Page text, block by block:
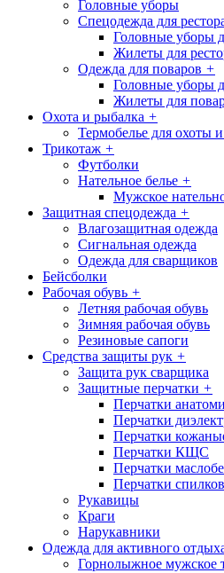
Головные уборы
Спецодежда для
Головные уборы
Жилеты для
Одежда для поваров +
Головные уборы
Жилеты для
Охота и рыбалка +
Термобелье для охоты
Трикотаж +
Футболки
Нательное белье +
Мужское
Защитная спецодежда +
Влагозащитная одежда
Сигнальная одежда
Одежда для сварщиков
Бейсболки
Рабочая обувь +
Летняя рабочая обувь
Зимняя рабочая обувь
Резиновые сапоги
Средства защиты рук +
Защита рук сварщика
Защитные перчатки +
Перчатки
Перчатки
Перчатки
Перчатки КЩС
Перчатки
Перчатки
Рукавицы
Краги
Нарукавники
Одежда для активного
Горнолыжное мужское